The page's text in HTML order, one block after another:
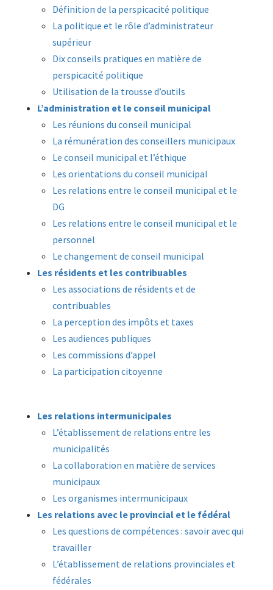
Définition de la perspicacité politique
La politique et le rôle d’administrateur
supérieur
Dix conseils pratiques en matière de
perspicacité politique
Utilisation de la trousse d’outils
L’administration et le conseil municipal
Les réunions du conseil municipal
La rémunération des conseillers municipaux
Le conseil municipal et l’éthique
Les orientations du conseil municipal
Les relations entre le conseil municipal et le
DG
Les relations entre le conseil municipal et le
personnel
Le changement de conseil municipal
Les résidents et les contribuables
Les associations de résidents et de
contribuables
La perception des impôts et taxes
Les audiences publiques
Les commissions d’appel
La participation citoyenne
Les relations intermunicipales
L’établissement de relations entre les
municipalités
La collaboration en matière de services
municipaux
Les organismes intermunicipaux
Les relations avec le provincial et le fédéral
Les questions de compétences : savoir avec qui
travailler
L’établissement de relations provinciales et
fédérales